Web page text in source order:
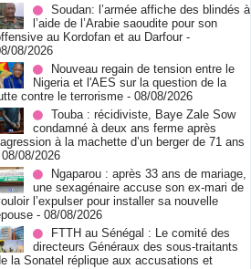
Soudan: l’armée affiche des blindés à
l’aide de l’Arabie saoudite pour son
au Kordofan et au Darfour -
08/2026
Nouveau regain de tension entre le
Nigeria et l'AES sur la question de la
contre le terrorisme - 08/08/2026
Touba : récidiviste, Baye Zale Sow
condamné à deux ans ferme après
à la machette d’un berger de 71 ans
08/2026
Ngaparou : après 33 ans de mariage,
une sexagénaire accuse son ex-mari de
l’expulser pour installer sa nouvelle
- 08/08/2026
FTTH au Sénégal : Le comité des
directeurs Généraux des sous-traitants
la Sonatel réplique aux accusations et